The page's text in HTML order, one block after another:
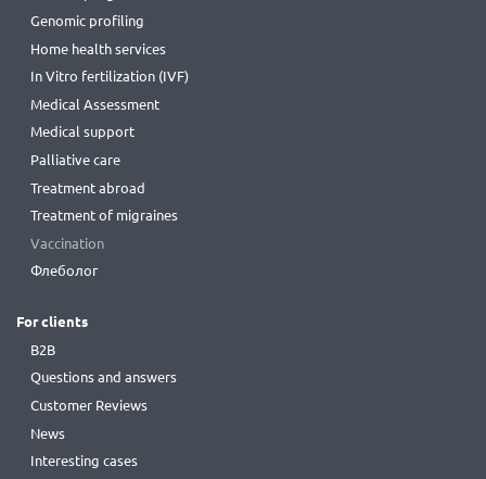
Genomic profiling
Home health services
In Vitro fertilization (IVF)
Medical Assessment
Medical support
Palliative care
Treatment abroad
Treatment of migraines
Vaccination
Флеболог
For clients
B2B
Questions and answers
Customer Reviews
News
Interesting cases